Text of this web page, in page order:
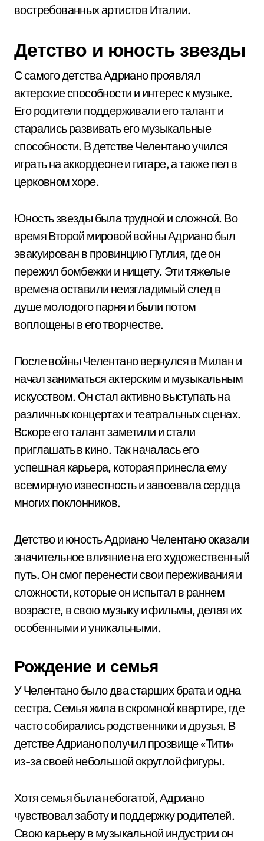
востребованных артистов Италии.
Детство и юность звезды
С самого детства Адриано проявлял
актерские способности и интерес к музыке.
Его родители поддерживали его талант и
старались развивать его музыкальные
способности. В детстве Челентано учился
играть на аккордеоне и гитаре, а также пел в
церковном хоре.
Юность звезды была трудной и сложной. Во
время Второй мировой войны Адриано был
эвакуирован в провинцию Пуглия, где он
пережил бомбежки и нищету. Эти тяжелые
времена оставили неизгладимый след в
душе молодого парня и были потом
воплощены в его творчестве.
После войны Челентано вернулся в Милан и
начал заниматься актерским и музыкальным
искусством. Он стал активно выступать на
различных концертах и театральных сценах.
Вскоре его талант заметили и стали
приглашать в кино. Так началась его
успешная карьера, которая принесла ему
всемирную известность и завоевала сердца
многих поклонников.
Детство и юность Адриано Челентано оказали
значительное влияние на его художественный
путь. Он смог перенести свои переживания и
сложности, которые он испытал в раннем
возрасте, в свою музыку и фильмы, делая их
особенными и уникальными.
Рождение и семья
У Челентано было два старших брата и одна
сестра. Семья жила в скромной квартире, где
часто собирались родственники и друзья. В
детстве Адриано получил прозвище «Тити»
из-за своей небольшой округлой фигуры.
Хотя семья была небогатой, Адриано
чувствовал заботу и поддержку родителей.
Свою карьеру в музыкальной индустрии он